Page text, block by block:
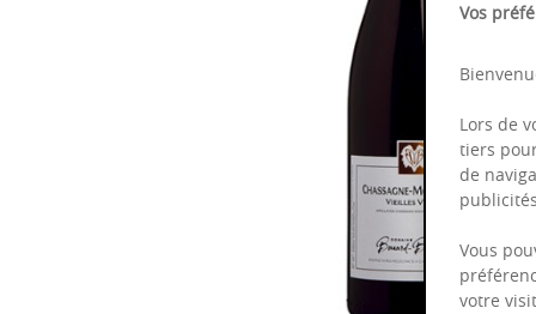
Vos
Lors de
tiers
de
Vous
votre